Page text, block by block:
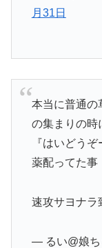
月31日
本当に普通の
の集まりの時
『はいどう
薬配ってた事
速攻サヨナ
— るい@娘ち